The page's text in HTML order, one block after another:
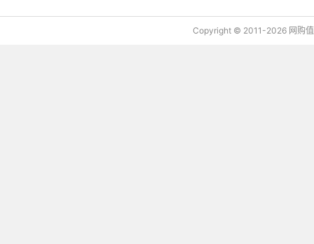
Copyright © 2011-2026 网购